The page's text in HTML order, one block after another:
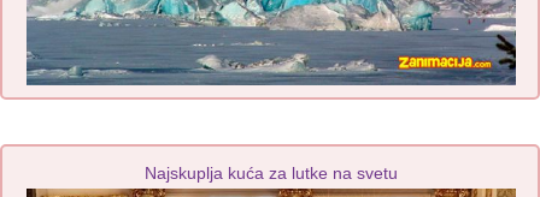
Najskuplja kuća za lutke na svetu